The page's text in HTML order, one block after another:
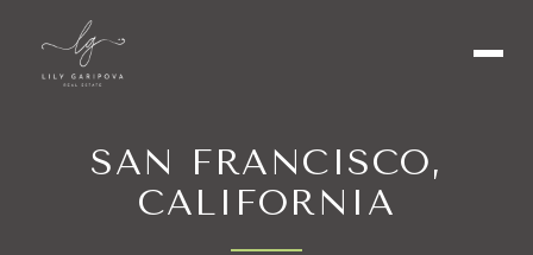
SAN FRANCISCO,
CALIFORNIA